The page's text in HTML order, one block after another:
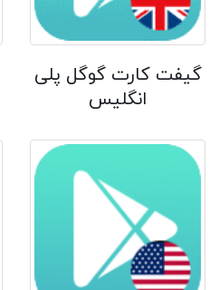
گیفت کارت گوگل پلی
انگلیس